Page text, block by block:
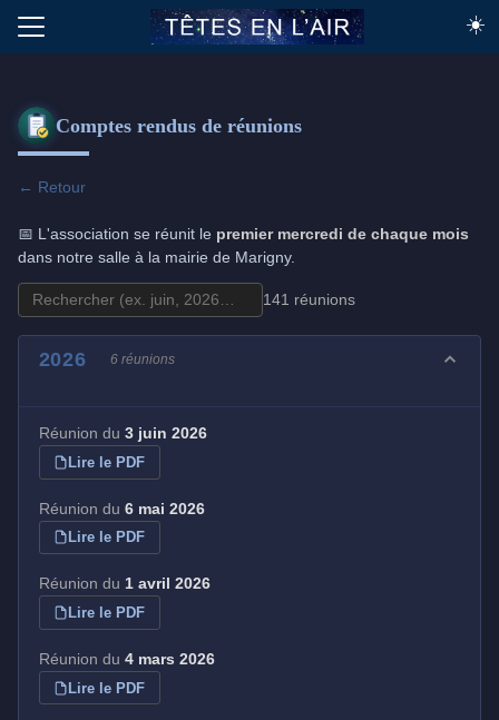
☀️
Comptes rendus de réunions
← Retour
📅 L'association se réunit le premier mercredi de chaque mois
dans notre salle à la mairie de Marigny.
141 réunions
2026 6 réunions
Réunion du 3 juin 2026
Lire le PDF
Réunion du 6 mai 2026
Lire le PDF
Réunion du 1 avril 2026
Lire le PDF
Réunion du 4 mars 2026
Lire le PDF